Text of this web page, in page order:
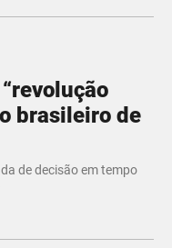
brasileiro de
de decisão em tempo